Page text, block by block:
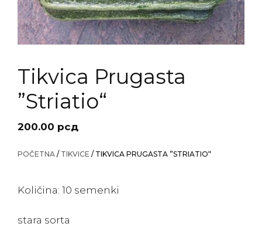
Tikvica Prugasta
”Striatio“
200.00 рсд
POČETNA / TIKVICE / TIKVICA PRUGASTA ”STRIATIO“
Količina: 10 semenki
stara sorta